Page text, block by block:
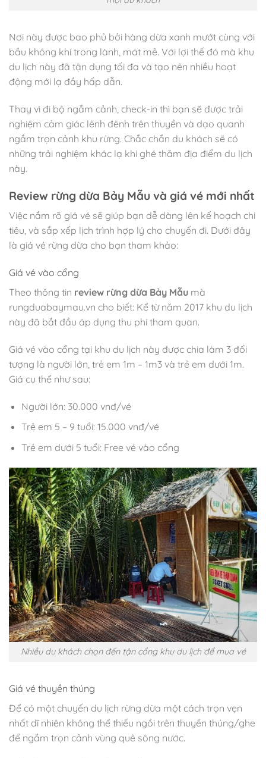
Nơi này được bao phủ bởi hàng dừa xanh mướt cùng với
bầu không khí trong lành, mát mẻ. Với lợi thế đó mà khu
du lịch này đã tận dụng tối đa và tạo nên nhiều hoạt
động mới lạ đầy hấp dẫn.
Thay vì đi bộ ngắm cảnh, check-in thì bạn sẽ được trải
nghiệm cảm giác lênh đênh trên thuyền và dạo quanh
ngắm trọn cảnh khu rừng. Chắc chắn du khách sẽ có
những trải nghiệm khác lạ khi ghé thăm địa điểm du lịch
này.
Review rừng dừa Bảy Mẫu và giá vé mới nhất
Việc nắm rõ giá vé sẽ giúp bạn dễ dàng lên kế hoạch chi
tiêu, và sắp xếp lịch trình hợp lý cho chuyến đi. Dưới đây
là giá vé rừng dừa cho bạn tham khảo:
Giá vé vào cổng
Theo thông tin review rừng dừa Bảy Mẫu mà
rungduabaymau.vn cho biết: Kể từ năm 2017 khu du lịch
này đã bắt đầu áp dụng thu phí tham quan.
Giá vé vào cổng tại khu du lịch này được chia làm 3 đối
tượng là người lớn, trẻ em 1m – 1m3 và trẻ em dưới 1m.
Giá cụ thể như sau:
Người lớn: 30.000 vnđ/vé
Trẻ em 5 – 9 tuổi: 15.000 vnđ/vé
Trẻ em dưới 5 tuổi: Free vé vào cổng
Nhiều du khách chọn đến tận cổng khu du lịch để mua vé
Giá vé thuyền thúng
Để có một chuyến du lịch rừng dừa một cách trọn vẹn
nhất dĩ nhiên không thể thiếu ngồi trên thuyền thúng/ghe
để ngắm trọn cảnh vùng quê sông nước.